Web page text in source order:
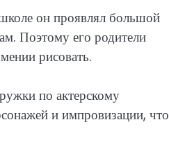
он проявлял большой
Поэтому его родители
рисовать.
по актерскому
и импровизации, что